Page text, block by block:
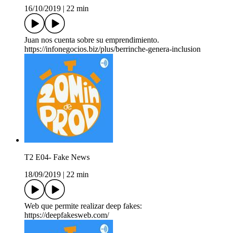
16/10/2019
22 min
Juan nos cuenta sobre su emprendimiento.
https://infonegocios.biz/plus/berrinche-genera-inclusion
T2 E04- Fake News
18/09/2019
22 min
Web que permite realizar deep fakes:
https://deepfakesweb.com/